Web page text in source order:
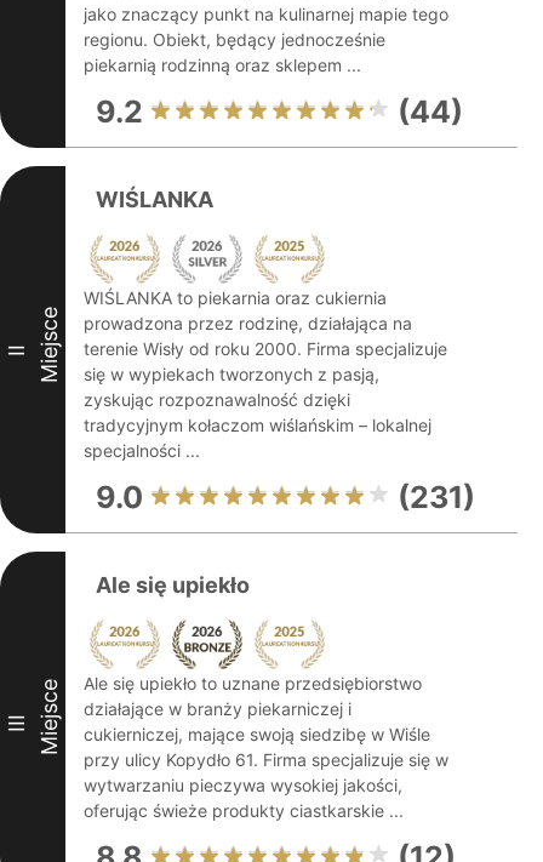
jako znaczący punkt na kulinarnej mapie tego
regionu. Obiekt, będący jednocześnie
piekarnią rodzinną oraz sklepem ...
9.2 (44)
II Miejsce
WIŚLANKA
WIŚLANKA to piekarnia oraz cukiernia
prowadzona przez rodzinę, działająca na
terenie Wisły od roku 2000. Firma specjalizuje
się w wypiekach tworzonych z pasją,
zyskując rozpoznawalność dzięki
tradycyjnym kołaczom wiślańskim – lokalnej
specjalności ...
9.0 (231)
III Miejsce
Ale się upiekło
Ale się upiekło to uznane przedsiębiorstwo
działające w branży piekarniczej i
cukierniczej, mające swoją siedzibę w Wiśle
przy ulicy Kopydło 61. Firma specjalizuje się w
wytwarzaniu pieczywa wysokiej jakości,
oferując świeże produkty ciastkarskie ...